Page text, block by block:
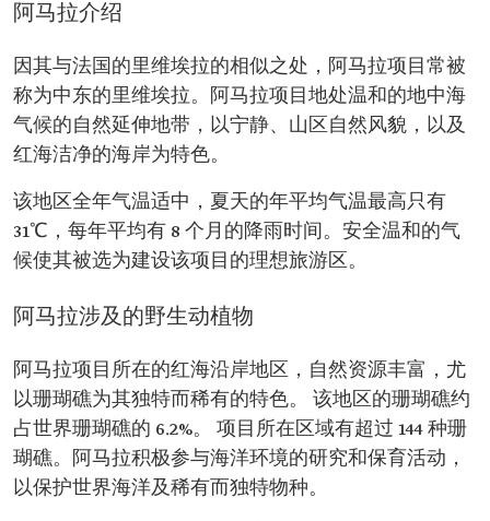
阿马拉介绍
因其与法国的里维埃拉的相似之处，阿马拉项目常被
称为中东的里维埃拉。阿马拉项目地处温和的地中海
气候的自然延伸地带，以宁静、山区自然风貌，以及
红海洁净的海岸为特色。
该地区全年气温适中，夏天的年平均气温最高只有
31℃，每年平均有 8 个月的降雨时间。安全温和的气
候使其被选为建设该项目的理想旅游区。
阿马拉涉及的野生动植物
阿马拉项目所在的红海沿岸地区，自然资源丰富，尤
以珊瑚礁为其独特而稀有的特色。 该地区的珊瑚礁约
占世界珊瑚礁的 6.2%。 项目所在区域有超过 144 种珊
瑚礁。阿马拉积极参与海洋环境的研究和保育活动，
以保护世界海洋及稀有而独特物种。